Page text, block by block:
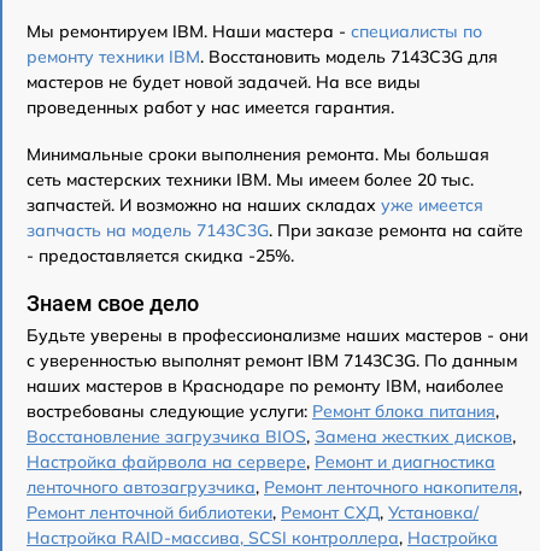
Мы ремонтируем IBM. Наши мастера - специалисты по
ремонту техники IBM. Восстановить модель 7143C3G для
мастеров не будет новой задачей. На все виды
проведенных работ у нас имеется гарантия.
Минимальные сроки выполнения ремонта. Мы большая
сеть мастерских техники IBM. Мы имеем более 20 тыс.
запчастей. И возможно на наших складах уже имеется
запчасть на модель 7143C3G. При заказе ремонта на сайте
- предоставляется скидка -25%.
Знаем свое дело
Будьте уверены в профессионализме наших мастеров - они
с уверенностью выполнят ремонт IBM 7143C3G. По данным
наших мастеров в Краснодаре по ремонту IBM, наиболее
востребованы следующие услуги: Ремонт блока питания,
Восстановление загрузчика BIOS, Замена жестких дисков,
Настройка файрвола на сервере, Ремонт и диагностика
ленточного автозагрузчика, Ремонт ленточного накопителя,
Ремонт ленточной библиотеки, Ремонт СХД, Установка/
Настройка RAID-массива, SCSI контроллера, Настройка